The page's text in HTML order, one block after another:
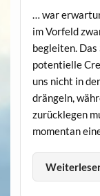
… war
im Vorfeld
begleiten.
potentielle
uns nicht in
drängeln,
zurücklegen
momentan